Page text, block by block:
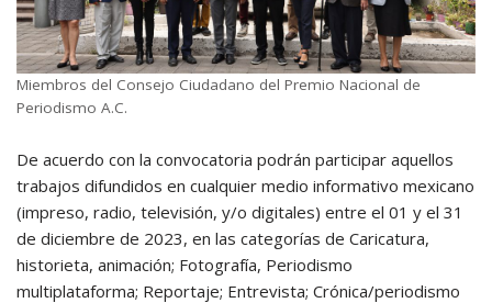
Miembros del Consejo Ciudadano del Premio Nacional de
Periodismo A.C.
De acuerdo con la convocatoria podrán participar aquellos
trabajos difundidos en cualquier medio informativo mexicano
(impreso, radio, televisión, y/o digitales) entre el 01 y el 31
de diciembre de 2023, en las categorías de Caricatura,
historieta, animación; Fotografía, Periodismo
multiplataforma; Reportaje; Entrevista; Crónica/periodismo